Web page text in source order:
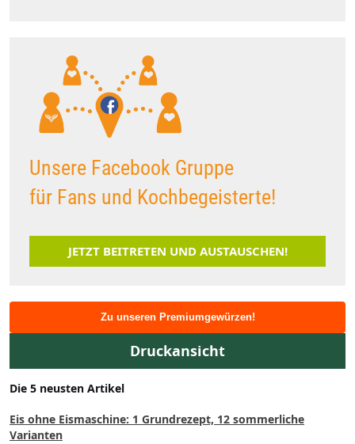
Unsere Facebook Gruppe
für Fans und Kochbegeisterte!
JETZT BEITRETEN UND AUSTAUSCHEN!
Zu unseren Premiumgewürzen!
Druckansicht
Die 5 neusten Artikel
Eis ohne Eismaschine: 1 Grundrezept, 12 sommerliche
Varianten